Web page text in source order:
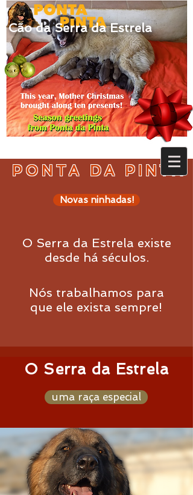
Cão da Serra da Estrela
O Serra da Estrela
uma raça especial
PONTA DA PINTA
Novas ninhadas!
O Serra da Estrela existe
desde há séculos.
Nós trabalhamos para
que ele exista sempre!